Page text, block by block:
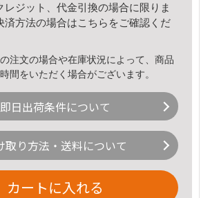
レジット、代金引換の場合に限りま
済方法の場合はこちら をご確認くだ
注文の場合や在庫状況によって、商品
間をいただく場合がございます。
即日出荷条件について
取り方法・送料について
カートに入れる